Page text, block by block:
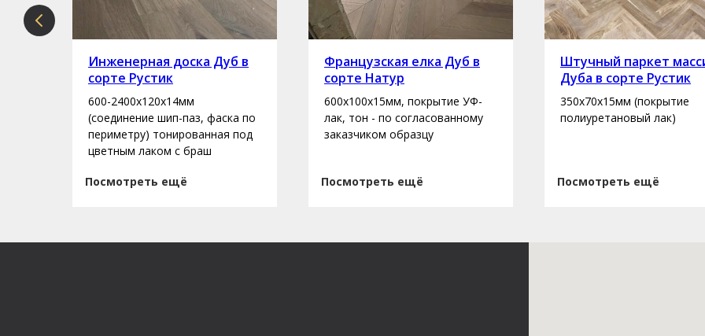
Инженерная доска Дуб в
сорте Рустик
600-2400х120х14мм
(соединение шип-паз, фаска по
периметру) тонированная под
цветным лаком с браш
Посмотреть ещё
Французская елка Дуб в
сорте Натур
600х100х15мм, покрытие УФ-
лак, тон - по согласованному
заказчиком образцу
Посмотреть ещё
Штучный паркет
Дуба в сорте Рустик
350х70х15мм (покрытие
полиуретановый лак)
Посмотреть ещё